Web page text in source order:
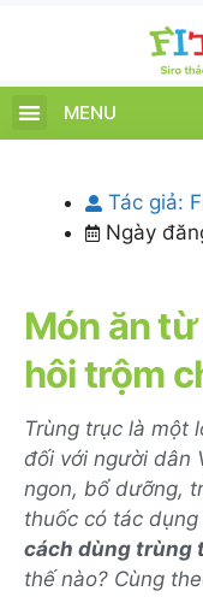
MENU
Tác giả:
Ngày
Món ăn
hôi trộm
Trùng trục là một
đối với người dân
ngon, bổ dưỡng,
thuốc có tác
cách dùng trùng
thế nào? Cùng